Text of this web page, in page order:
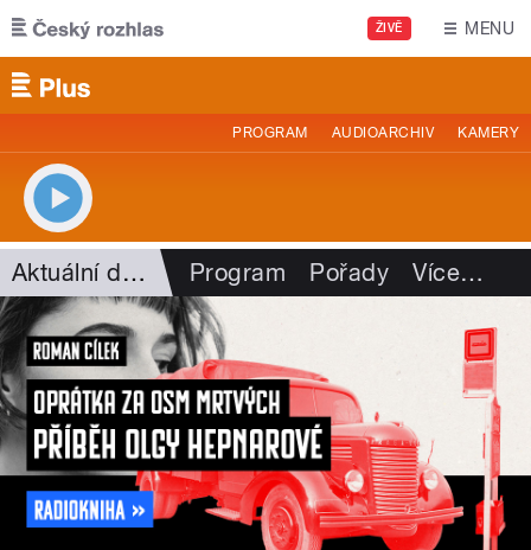
Přejít k hlavnímu obsahu
ŽIVĚ MENU
PROGRAM AUDIOARCHIV KAMERY
Aktuální dění Program Pořady Více…